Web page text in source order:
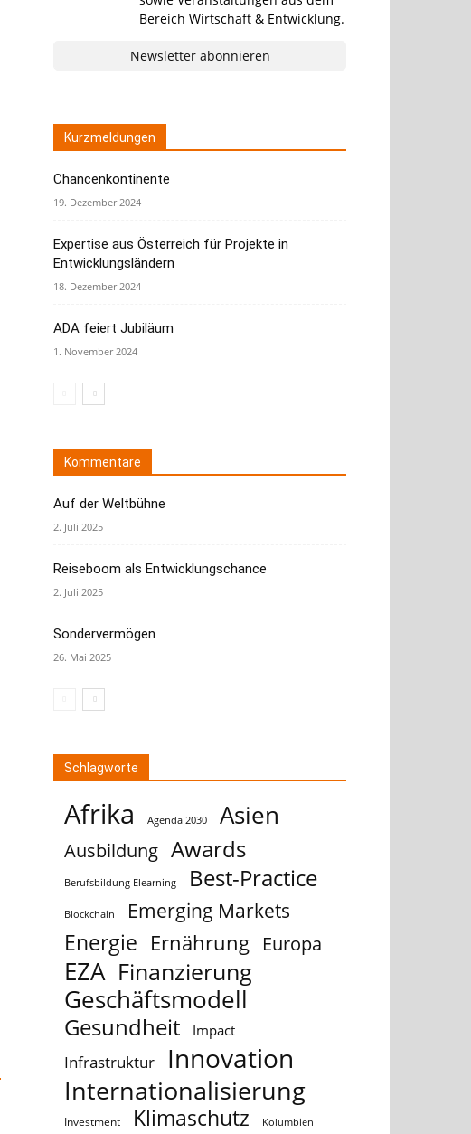
Bereich Wirtschaft & Entwicklung.
Newsletter abonnieren
Kurzmeldungen
Chancenkontinente
19. Dezember 2024
Expertise aus Österreich für Projekte in
Entwicklungsländern
18. Dezember 2024
ADA feiert Jubiläum
1. November 2024
Kommentare
Auf der Weltbühne
2. Juli 2025
Reiseboom als Entwicklungschance
2. Juli 2025
Sondervermögen
26. Mai 2025
Schlagworte
Afrika Agenda 2030 Asien
Ausbildung Awards
Berufsbildung Elearning Best-Practice
Blockchain Emerging Markets
Energie Ernährung Europa
EZA Finanzierung
Geschäftsmodell
Gesundheit Impact
Infrastruktur Innovation
Internationalisierung
Investment Klimaschutz Kolumbien